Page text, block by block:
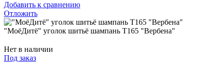
Добавить к сравнению
Отложить
"МоёДитё" уголок шитьё шампань Т165 "Вербена"
Нет в наличии
Под заказ